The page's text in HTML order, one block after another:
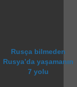
Rusça bilmeden
Rusya’da yaşamanın
7 yolu